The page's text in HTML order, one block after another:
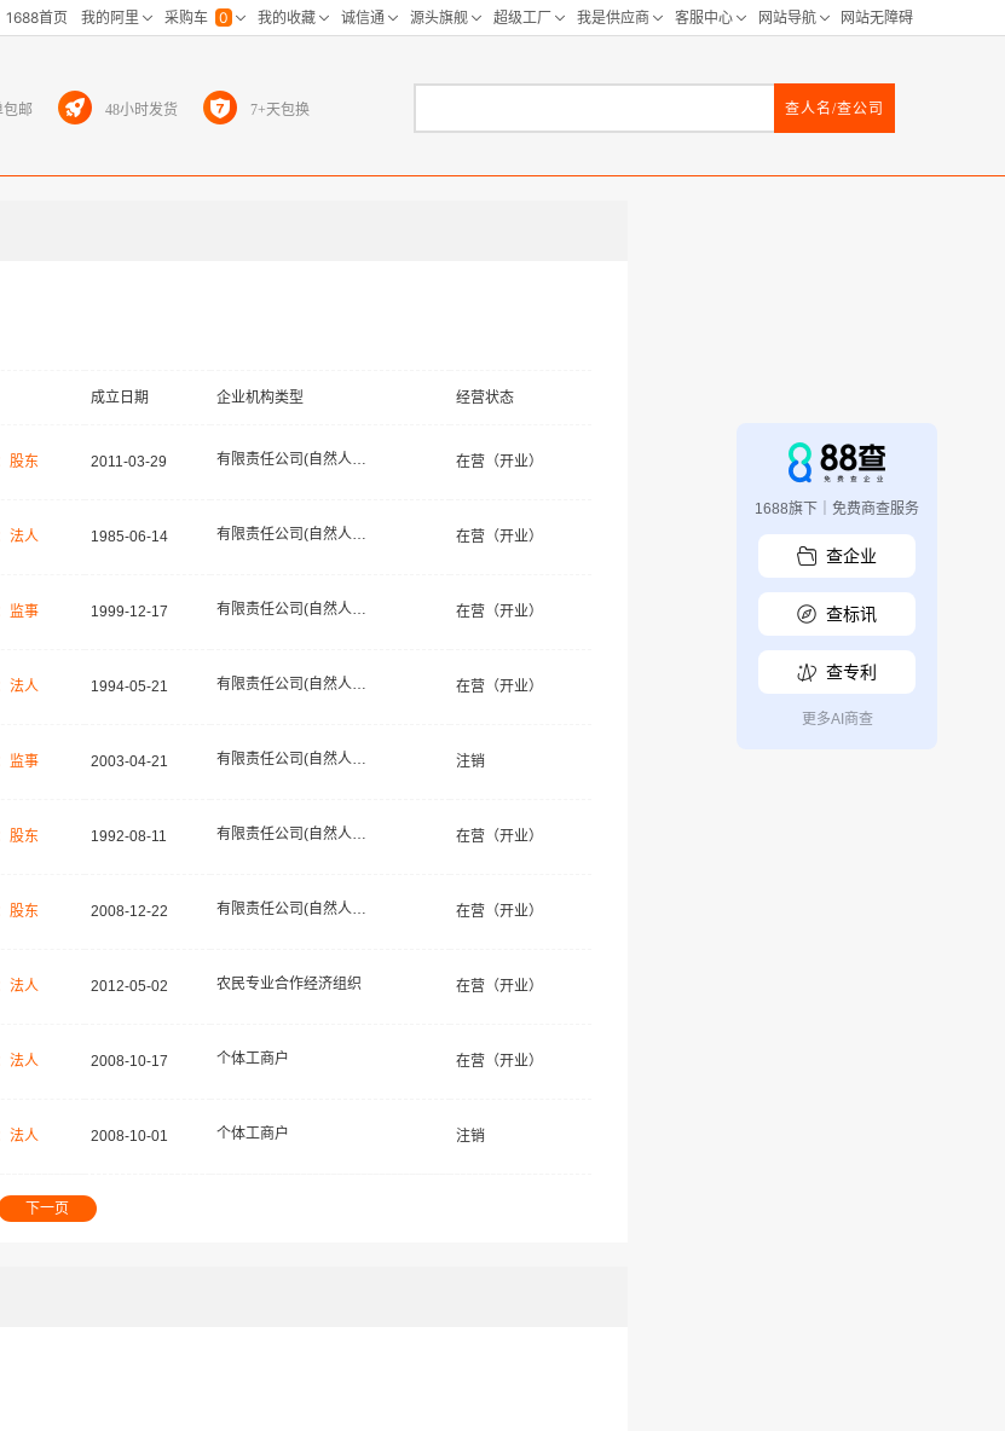
包邮 48小时发货 7+天包换 查人名/查公司
成立日期 企业机构类型 经营状态
股东 2011-03-29 有限责任公司(自然人独资) 在营（开业）
法人 1985-06-14 有限责任公司(自然人投资或控股) 在营（开业）
监事 1999-12-17 有限责任公司(自然人投资或控股) 在营（开业）
法人 1994-05-21 有限责任公司(自然人投资或控股) 在营（开业）
监事 2003-04-21 有限责任公司(自然人投资或控股) 注销
股东 1992-08-11 有限责任公司(自然人投资或控股) 在营（开业）
股东 2008-12-22 有限责任公司(自然人投资或控股) 在营（开业）
法人 2012-05-02 农民专业合作经济组织 在营（开业）
法人 2008-10-17 个体工商户 在营（开业）
法人 2008-10-01 个体工商户 注销
下一页
1688旗下｜免费商查服务
查企业
查标讯
查专利
更多AI商查